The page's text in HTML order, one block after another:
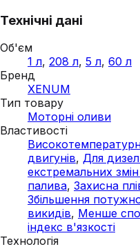
Технічні дані
Об'єм
1 л, 208 л, 5 л, 60 л
Бренд
XENUM
Тип товару
Моторні оливи
Властивості
двигунів, Для
екстремальних
палива, Захисна
Збільшення
викидів, Менше
індекс в'язкості
Технологія